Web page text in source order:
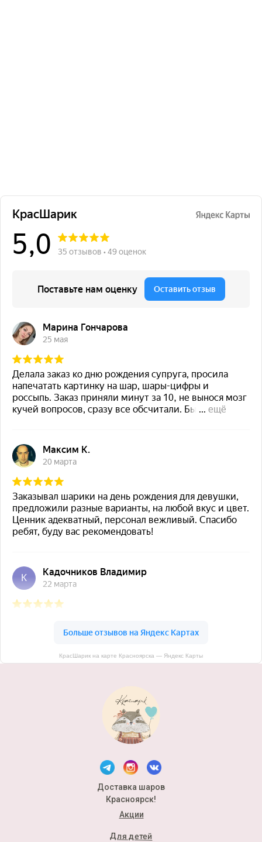
КрасШарик на карте Красноярска — Яндекс Карты
Доставка шаров
Красноярск!
Акции
Для детей